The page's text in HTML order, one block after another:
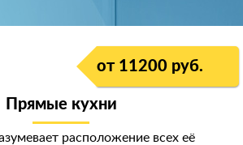
от 11200 руб.
Прямые кухни
расположение всех её